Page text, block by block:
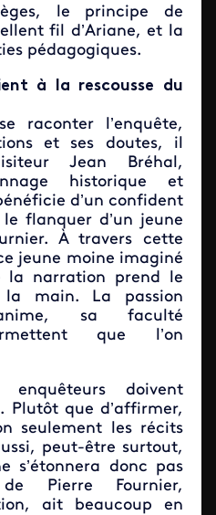
le principe de
fil d’Ariane, et la
pédagogiques.
à la rescousse du
raconter l’enquête,
et ses doutes, il
Jean Bréhal,
historique et
d’un confident
le flanquer d’un jeune
À travers cette
jeune moine imaginé
la narration prend le
la main. La passion
sa faculté
que l’on
doivent
Plutôt que d’affirmer,
seulement les récits
peut-être surtout,
s’étonnera donc pas
Pierre Fournier,
ait beaucoup en